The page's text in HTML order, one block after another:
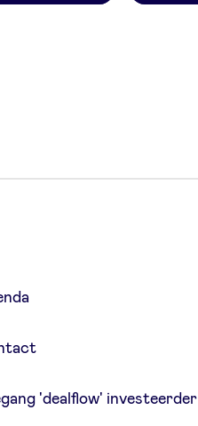
'dealflow' investeerder